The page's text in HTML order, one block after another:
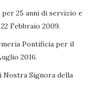
25 anni di servizio e
Febbraio 2009.
Pontificia per il
2016.
Nostra Signora della